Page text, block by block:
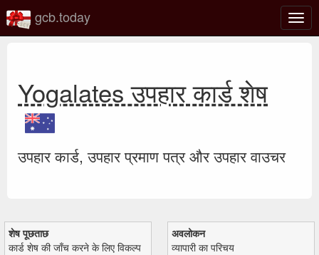
टॉगल
gcb.today
Yogalates उपहार कार्ड शेष
उपहार कार्ड, उपहार प्रमाण पत्र और उपहार वाउचर
शेष पूछताछ
कार्ड शेष की जाँच करने के लिए विकल्प
अवलोकन
व्यापारी का परिचय